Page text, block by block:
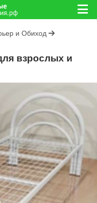
и Обиход
взрослых и